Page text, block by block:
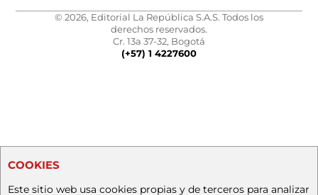
© 2026, Editorial La República S.A.S. Todos los
derechos reservados.
Cr. 13a 37-32, Bogotá
(+57) 1 4227600
COOKIES
Este sitio web usa cookies propias y de terceros para analizar